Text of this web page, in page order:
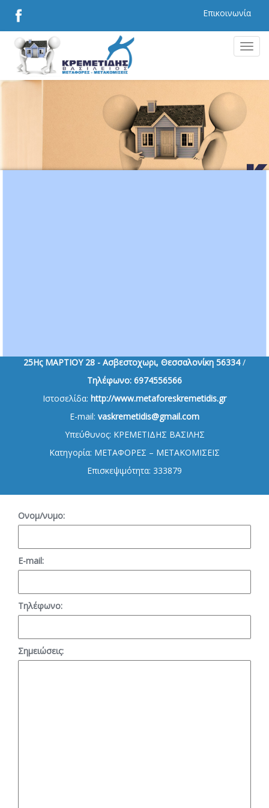
Επικοινωνία
25Ης ΜΑΡΤΙΟΥ 28 - Ασβεστοχωρι, Θεσσαλονίκη 56334/
Τηλέφωνο: 6974556566
Ιστοσελίδα: http://www.metaforeskremetidis.gr
E-mail: vaskremetidis@gmail.com
Υπεύθυνος: ΚΡΕΜΕΤΙΔΗΣ ΒΑΣΙΛΗΣ
Κατηγορία: ΜΕΤΑΦΟΡΕΣ – ΜΕΤΑΚΟΜΙΣΕΙΣ
Επισκεψιμότητα: 333879
Ονομ/νυμο:
E-mail:
Τηλέφωνο:
Σημειώσεις: